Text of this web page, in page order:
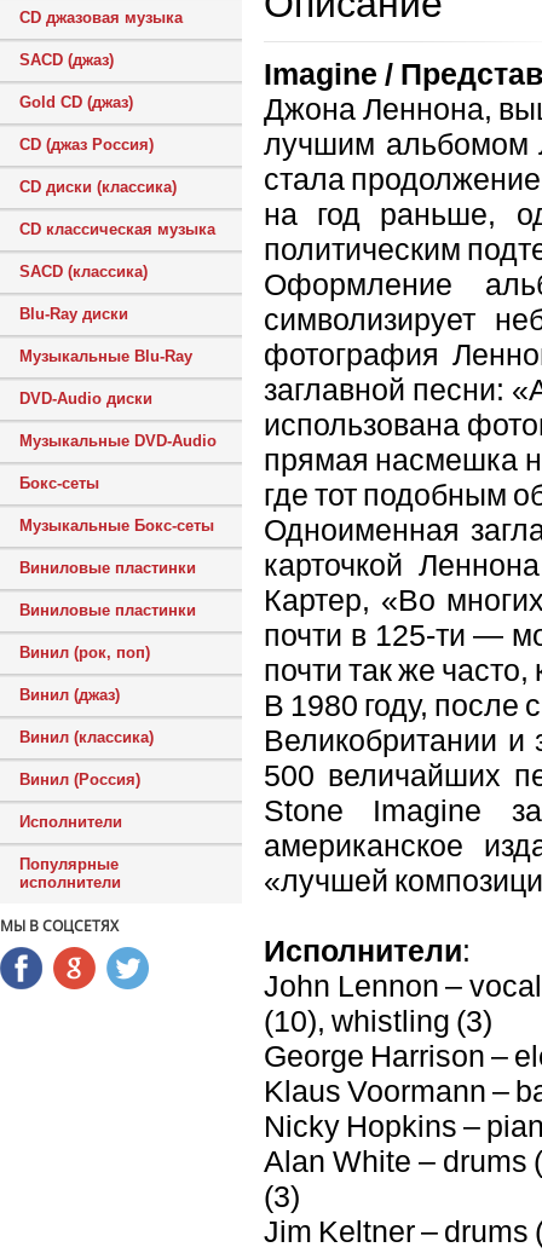
CD джазовая музыка
SACD (джаз)
Gold CD (джаз)
CD (джаз Россия)
CD диски (классика)
CD классическая музыка
SACD (классика)
Blu-Ray диски
Музыкальные Blu-Ray
DVD-Audio диски
Музыкальные DVD-Audio
Бокс-сеты
Музыкальные Бокс-сеты
Виниловые пластинки
Виниловые пластинки
Винил (рок, поп)
Винил (джаз)
Винил (классика)
Винил (Россия)
Исполнители
Популярные
исполнители
МЫ В СОЦСЕТЯХ
Imagine /
Джона Леннона,
лучшим альбомом
стала
на год раньше,
политическим
Оформление
символизирует
фотография
заглавной песни:
использована
прямая насмешка
где тот подобным
Одноименная
карточкой
Картер, «Во
почти в 125-ти —
почти так же
В 1980 году,
Великобритании и
500 величайших
Stone Imagine
американское
«лучшей
Исполнители:
John Lennon –
(10), whistling (3)
George Harrison –
Klaus Voormann –
Nicky Hopkins –
Alan White – drums
(3)
Jim Keltner – drums